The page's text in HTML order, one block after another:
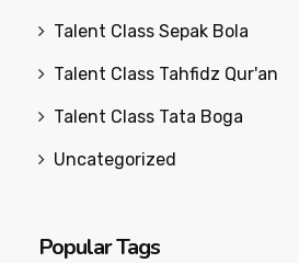
Talent Class Sepak Bola
Talent Class Tahfidz Qur'an
Talent Class Tata Boga
Uncategorized
Popular Tags